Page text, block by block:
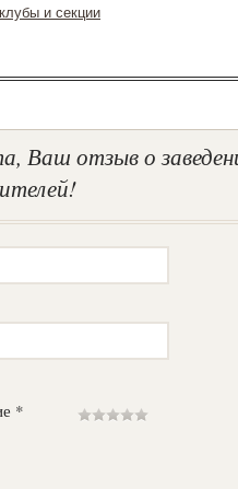
и секции
Ваш отзыв о
*